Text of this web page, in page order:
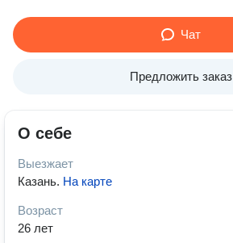
Чат
Предложить заказ
О себе
Выезжает
Казань. На карте
Возраст
26 лет